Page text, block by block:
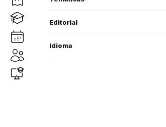
biografías/memorias
Editorial
planeta
Idioma